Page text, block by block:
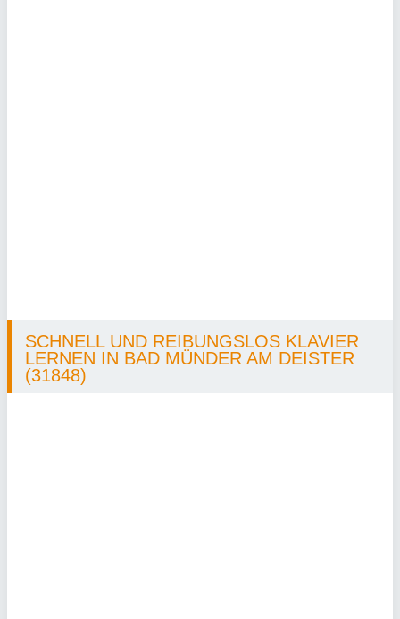
SCHNELL UND REIBUNGSLOS KLAVIER
LERNEN IN BAD MÜNDER AM DEISTER
(31848)